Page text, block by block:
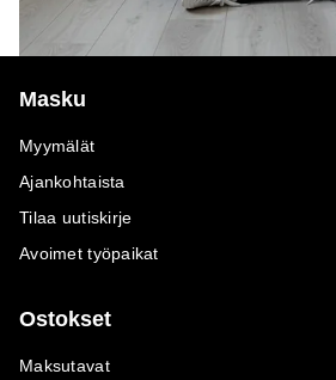
Masku
Myymälät
Ajankohtaista
Tilaa uutiskirje
Avoimet työpaikat
Ostokset
Maksutavat